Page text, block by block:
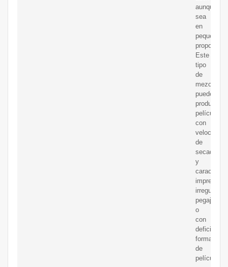
aunque
sea
en
pequeñas
Este
tipo
de
mezclas
puede
producir
películas
con
velocidad
de
secado
y
irregulares,
pegajosas
o
con
deficiente
formación
de
película.